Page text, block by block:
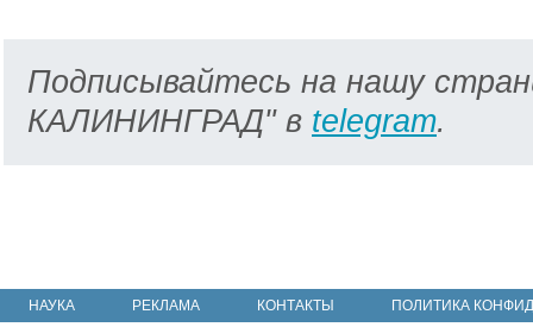
Подписывайтесь на нашу
КАЛИНИНГРАД" в telegram.
НАУКА РЕКЛАМА КОНТАКТЫ ПОЛИТИКА